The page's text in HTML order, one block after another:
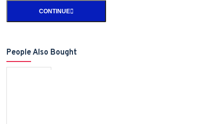
CONTINUE
People Also Bought